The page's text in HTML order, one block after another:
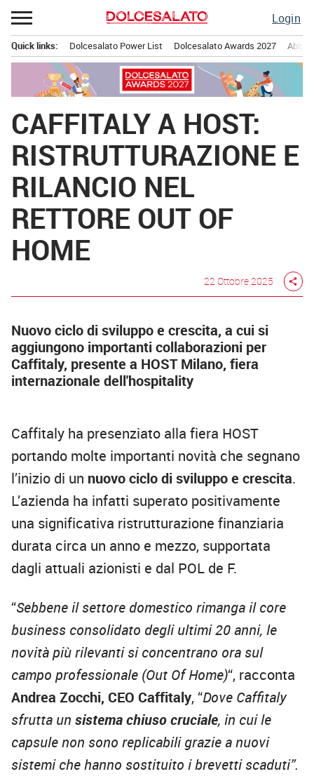
Passa
al
contenuto
Login
principale
Quick links: Dolcesalato Power List Dolcesalato Awards 2027
CAFFITALY A HOST:
RISTRUTTURAZIONE E
RILANCIO NEL
RETTORE OUT OF
HOME
22 Ottobre 2025 share
Nuovo ciclo di sviluppo e crescita, a cui si
aggiungono importanti collaborazioni per
Caffitaly, presente a HOST Milano, fiera
internazionale dell'hospitality
Caffitaly ha presenziato alla fiera HOST
portando molte importanti novità che segnano
l’inizio di un nuovo ciclo di sviluppo e crescita.
L’azienda ha infatti superato positivamente
una significativa ristrutturazione finanziaria
durata circa un anno e mezzo, supportata
dagli attuali azionisti e dal POL de F.
“Sebbene il settore domestico rimanga il core
business consolidato degli ultimi 20 anni, le
novità più rilevanti si concentrano ora sul
campo professionale (Out Of Home)“, racconta
Andrea Zocchi, CEO Caffitaly, “Dove Caffitaly
sfrutta un sistema chiuso cruciale, in cui le
capsule non sono replicabili grazie a nuovi
sistemi che hanno sostituito i brevetti scaduti”.